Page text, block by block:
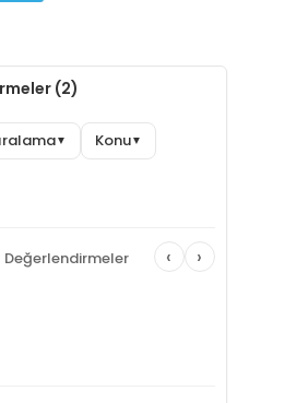
(2)
▼ Konu▼
Değerlendirmeler ‹ ›